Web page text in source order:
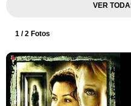
VER
1 / 2 Fotos